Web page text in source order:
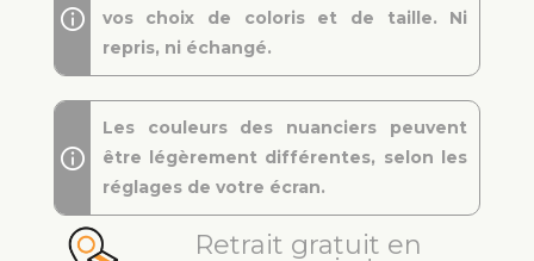
vos choix de coloris et de taille. Ni
repris, ni échangé.
Les couleurs des nuanciers peuvent
être légèrement différentes, selon les
réglages de votre écran.
Retrait gratuit en